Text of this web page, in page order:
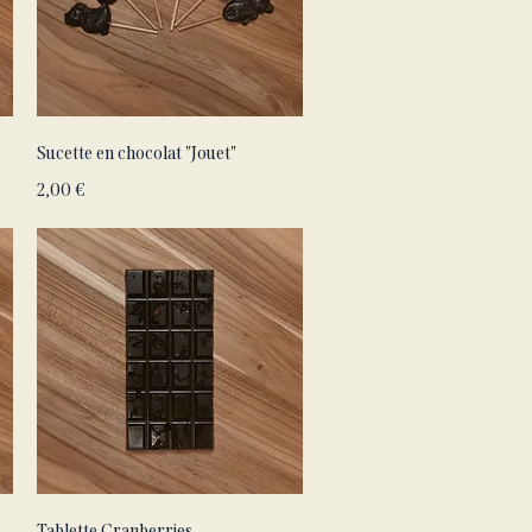
Aperçu rapide
Sucette en chocolat "Jouet"
Prix
2,00 €
Aperçu rapide